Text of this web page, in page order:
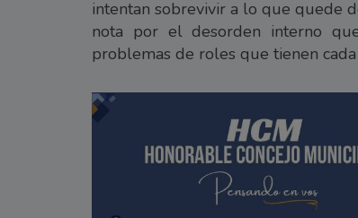
intentan sobrevivir a lo que quede
nota por el desorden interno
problemas de roles que tienen